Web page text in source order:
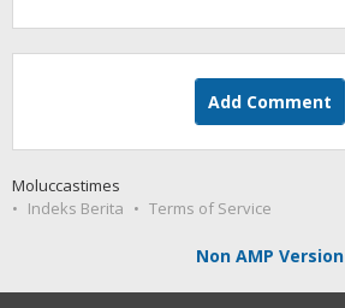
Add Comment
Moluccastimes
Indeks Berita
Terms of Service
Non AMP Version